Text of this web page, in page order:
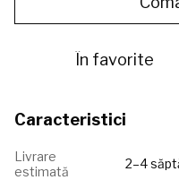
În favorite
Caracteristici
Livrare
estimată
2–4